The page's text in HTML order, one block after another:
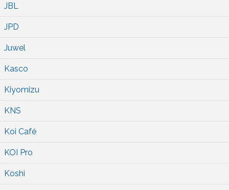
JBL
JPD
Juwel
Kasco
Kiyomizu
KNS
Koi Café
KOI Pro
Koshi